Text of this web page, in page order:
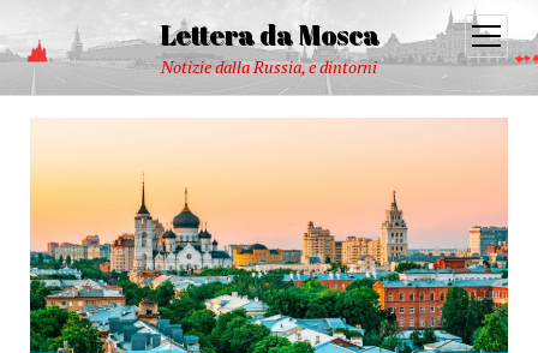
Lettera da Mosca
Notizie dalla Russia, e dintorni
open
menu